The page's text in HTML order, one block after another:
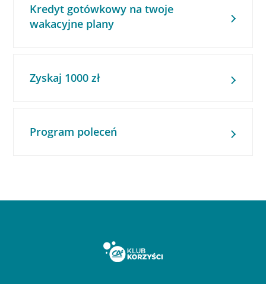
Kredyt gotówkowy na twoje
wakacyjne plany
Zyskaj 1000 zł
Program poleceń